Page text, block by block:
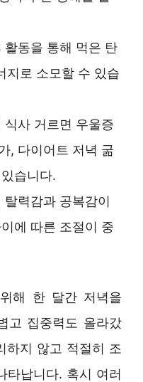
활동을 통해 먹은 탄
지로 소모할 수 있습
사 거르면 우울증
, 다이어트 저녁 굶
습니다.
력감과 공복감이
에 따른 조절이 중
해 한 달간 저녁을
고 집중력도 올라갔
하지 않고 적절히 조
타납니다. 혹시 여러